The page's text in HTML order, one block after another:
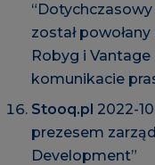
został
Robyg i
komunikacie
Stooq.pl 2022-
prezesem
Development”